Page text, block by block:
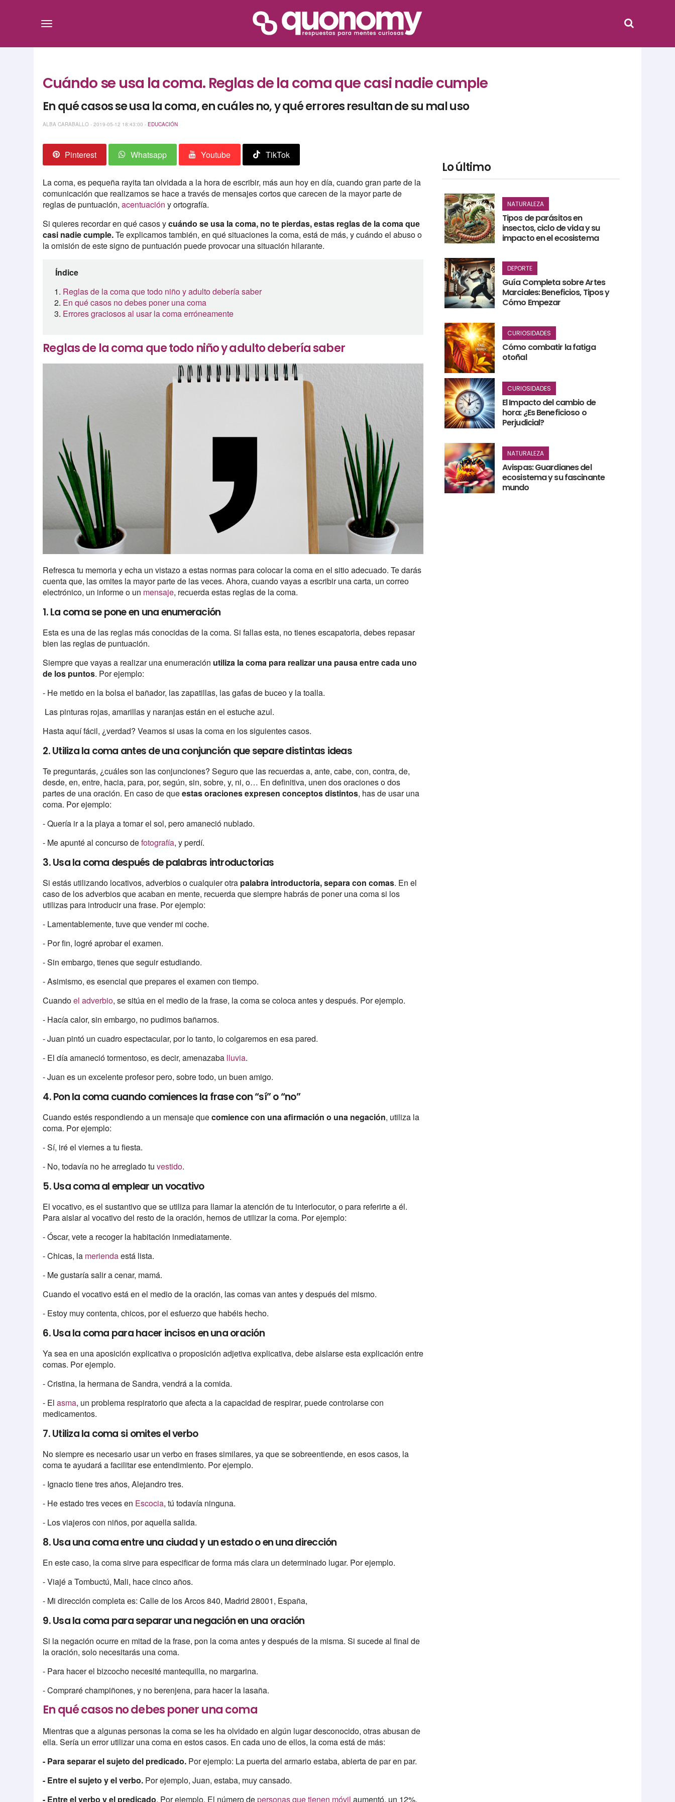
Cuándo se usa la coma. Reglas de la coma que casi nadie cumple
En qué casos se usa la coma, en cuáles no, y qué errores resultan de su mal uso
ALBA CARABALLO - 2019-05-12 18:43:00 -EDUCACIÓN
Pinterest Whatsapp Youtube TikTok
La coma, es pequeña rayita tan olvidada a la hora de escribir, más aun hoy en día, cuando gran parte de la
comunicación que realizamos se hace a través de mensajes cortos que carecen de la mayor parte de
reglas de puntuación,acentuacióny ortografía.
Si quieres recordar en qué casos ycuándo se usa la coma, no te pierdas, estas reglas de la coma que
casi nadie cumple.Te explicamos también, en qué situaciones la coma, está de más, y cuándo el abuso o
la omisión de este signo de puntuación puede provocar una situación hilarante.
Índice
Reglas de la coma que todo niño y adulto debería saber
En qué casos no debes poner una coma
Errores graciosos al usar la coma erróneamente
Reglas de la coma que todo niño y adulto debería saber
Refresca tu memoria y echa un vistazo a estas normas para colocar la coma en el sitio adecuado. Te darás
cuenta que, las omites la mayor parte de las veces. Ahora, cuando vayas a escribir una carta, un correo
electrónico, un informe o un mensaje, recuerda estas reglas de la coma.
1. La coma se pone en una enumeración
Esta es una de las reglas más conocidas de la coma. Si fallas esta, no tienes escapatoria, debes repasar
bien las reglas de puntuación.
Siempre que vayas a realizar una enumeración utiliza la coma para realizar una pausa entre cada uno
de los puntos. Por ejemplo:
- He metido en la bolsa el bañador, las zapatillas, las gafas de buceo y la toalla.
Las pinturas rojas, amarillas y naranjas están en el estuche azul.
Hasta aquí fácil, ¿verdad? Veamos si usas la coma en los siguientes casos.
2. Utiliza la coma antes de una conjunción que separe distintas ideas
Te preguntarás, ¿cuáles son las conjunciones? Seguro que las recuerdas a, ante, cabe, con, contra, de,
desde, en, entre, hacia, para, por, según, sin, sobre, y, ni, o… En definitiva, unen dos oraciones o dos
partes de una oración. En caso de queestas oraciones expresen conceptos distintos, has de usar una
coma. Por ejemplo:
- Quería ir a la playa a tomar el sol, pero amaneció nublado.
- Me apunté al concurso defotografía, y perdí.
3. Usa la coma después de palabras introductorias
Si estás utilizando locativos, adverbios o cualquier otra palabra introductoria, separa con comas. En el
caso de los adverbios que acaban en mente, recuerda que siempre habrás de poner una coma si los
utilizas para introducir una frase. Por ejemplo:
- Lamentablemente, tuve que vender mi coche.
- Por fin, logré aprobar el examen.
- Sin embargo, tienes que seguir estudiando.
- Asimismo, es esencial que prepares el examen con tiempo.
Cuandoel adverbio, se sitúa en el medio de la frase, la coma se coloca antes y después. Por ejemplo.
- Hacía calor, sin embargo, no pudimos bañarnos.
- Juan pintó un cuadro espectacular, por lo tanto, lo colgaremos en esa pared.
- El día amaneció tormentoso, es decir, amenazaba lluvia.
- Juan es un excelente profesor pero, sobre todo, un buen amigo.
4. Pon la coma cuando comiences la frase con “sí” o “no”
Cuando estés respondiendo a un mensaje quecomience con una afirmación o una negación, utiliza la
coma. Por ejemplo:
- Sí, iré el viernes a tu fiesta.
- No, todavía no he arreglado tuvestido.
5. Usa coma al emplear un vocativo
El vocativo, es el sustantivo que se utiliza para llamar la atención de tu interlocutor, o para referirte a él.
Para aislar al vocativo del resto de la oración, hemos de utilizar la coma. Por ejemplo:
- Óscar, vete a recoger la habitación inmediatamente.
- Chicas, la meriendaestá lista.
- Me gustaría salir a cenar, mamá.
Cuando el vocativo está en el medio de la oración, las comas van antes y después del mismo.
- Estoy muy contenta, chicos, por el esfuerzo que habéis hecho.
6. Usa la coma para hacer incisos en una oración
Ya sea en una aposición explicativa o proposición adjetiva explicativa, debe aislarse esta explicación entre
comas. Por ejemplo.
- Cristina, la hermana de Sandra, vendrá a la comida.
- Elasma, un problema respiratorio que afecta a la capacidad de respirar, puede controlarse con
medicamentos.
7. Utiliza la coma si omites el verbo
No siempre es necesario usar un verbo en frases similares, ya que se sobreentiende, en esos casos, la
coma te ayudará a facilitar ese entendimiento. Por ejemplo.
- Ignacio tiene tres años, Alejandro tres.
- He estado tres veces en Escocia, tú todavía ninguna.
- Los viajeros con niños, por aquella salida.
8. Usa una coma entre una ciudad y un estado o en una dirección
En este caso, la coma sirve para especificar de forma más clara un determinado lugar. Por ejemplo.
- Viajé a Tombuctú, Mali, hace cinco años.
- Mi dirección completa es: Calle de los Arcos 840, Madrid 28001, España,
9. Usa la coma para separar una negación en una oración
Si la negación ocurre en mitad de la frase, pon la coma antes y después de la misma. Si sucede al final de
la oración, solo necesitarás una coma.
- Para hacer el bizcocho necesité mantequilla, no margarina.
- Compraré champiñones, y no berenjena, para hacer la lasaña.
En qué casos no debes poner una coma
Mientras que a algunas personas la coma se les ha olvidado en algún lugar desconocido, otras abusan de
ella. Sería un error utilizar una coma en estos casos. En cada uno de ellos, la coma está de más:
- Para separar el sujeto del predicado. Por ejemplo: La puerta del armario estaba, abierta de par en par.
- Entre el sujeto y el verbo. Por ejemplo, Juan, estaba, muy cansado.
- Entre el verbo y el predicado. Por ejemplo. El número depersonas que tienen móvil aumentó, un 12%.
Lo último
NATURALEZA
Tipos de parásitos en
insectos, ciclo de vida y su
impacto en el ecosistema
DEPORTE
Guía Completa sobre Artes
Marciales: Beneficios, Tipos y
Cómo Empezar
CURIOSIDADES
Cómo combatir la fatiga
otoñal
CURIOSIDADES
El Impacto del cambio de
hora: ¿Es Beneficioso o
Perjudicial?
NATURALEZA
Avispas: Guardianes del
ecosistema y su fascinante
mundo